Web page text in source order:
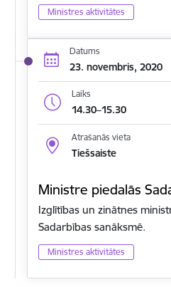
Ministres aktivitātes
Datums
23. novembris, 2020
Laiks
14.30–15.30
Atrašanās vieta
Tiešsaiste
Ministre piedalās
Izglītības un zinātnes
Sadarbības sanāksmē.
Ministres aktivitātes